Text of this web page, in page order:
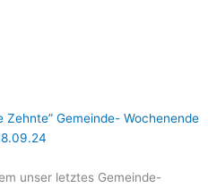
Zehnte” Gemeinde- Wochenende
unser letztes Gemeinde-